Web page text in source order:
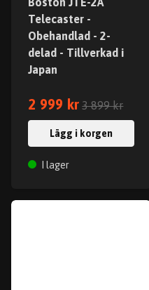
Telecaster -
Obehandlad - 2-
delad - Tillverkad i
Japan
2 999 kr 3 899 kr
Lägg i korgen
I lager